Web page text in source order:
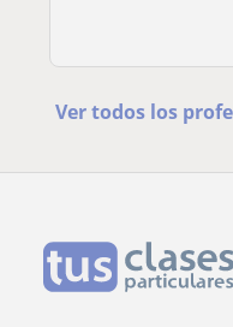
Ver todos los